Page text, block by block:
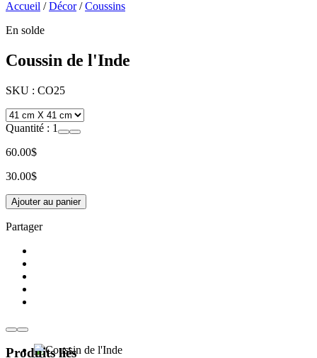
Accueil /Décor/Coussins
En solde
Coussin de l'Inde
SKU : CO25
Quantité : 1
60.00$
30.00$
Ajouter au panier
Partager
Produits liés